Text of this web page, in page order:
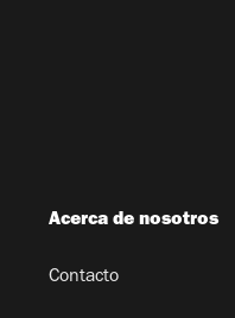
Acerca de nosotros
Contacto